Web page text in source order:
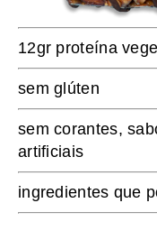
12gr proteína
sem glúten
sem corantes,
artificiais
ingredientes que